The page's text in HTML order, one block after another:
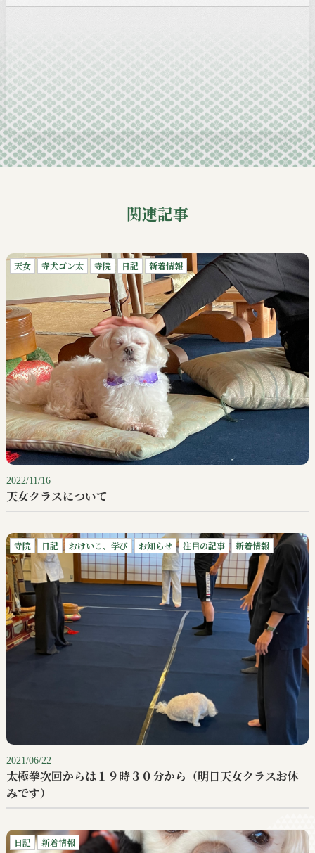
2024-11
2024-10
2024-09
関連記事
天女 寺犬ゴン太 寺院 日記 新着情報
2022/11/16
天女クラスについて
寺院 日記 おけいこ、学び お知らせ 注目の記事 新着情報
2021/06/22
太極拳次回からは１９時３０分から（明日天女クラスお休
みです）
日記 新着情報